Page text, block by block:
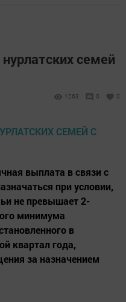
семей
1263 0 0
выплата в связи с
при условии,
не превышает 2-
минимума
в
квартал года,
за назначением